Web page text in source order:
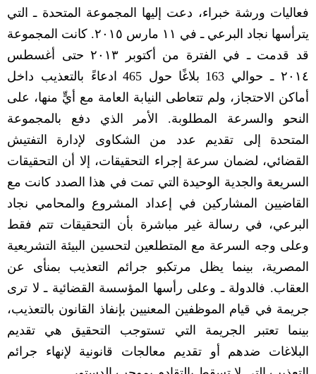
فعاليات ورشة خبراء، دعت إليها المجموعة المتحدة ـ التي
يترأسها نجاد البرعي ـ في ١١ مارس ٢٠١٥
. كانت المجموعة
قد قدمت ـ في الفترة من أكتوبر ٢٠١٣ حتى أغسطس
٢٠١٤ ـ حوالي
163 بلاغًا حول 465
ادعاءً بالتعذيب داخل
أماكن الاحتجاز، ولم تتعاطى النيابة العامة مع أيٍّ منها، على
النحو والسرعة المطلوبة.
الأمر الذي دفع بالمجموعة
المتحدة إلى تقديم عدد من الشكاوى لإدارة التفتيش
القضائي، لضمان سرعة إجراء التحقيقات، إلا أن التحقيقات
السريعة والجدية الوحيدة التي تمت في هذا الصدد كانت مع
القاضيين المشاركين في إعداد المشروع والمحامي نجاد
البرعي، في رسالة غير مباشرة بأن التحقيقات تتم فقط
وعلى وجه السرعة مع المتطلعين لتحسين البيئة التشريعية
المصرية، بينما يظل مرتكبو جرائم التعذيب بمنأى عن
العقاب. فالدولة ـ وعلى رأسها المؤسسة القضائية ـ لا ترى
جريمة في قيام الموظفين المعنيين بإنفاذ القانون بالتعذيب،
بينما تعتبر الجريمة التي تستوجب التحقيق هي تقديم
البلاغات ضدهم أو تقديم معالجات قانونية لإنهاء جرائم